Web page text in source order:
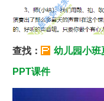
查找： 幼儿园小班
PPT课件